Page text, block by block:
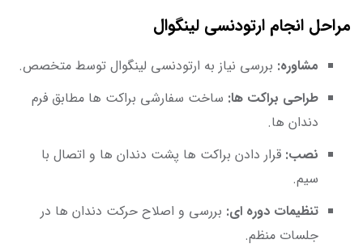
مراحل انجام ارتودنسی لینگوال
مشاوره: بررسی نیاز به ارتودنسی لینگوال توسط متخصص.
طراحی براکت ها: ساخت سفارشی براکت ها مطابق فرم
دندان ها.
نصب: قرار دادن براکت ها پشت دندان ها و اتصال با
سیم.
تنظیمات دوره ای: بررسی و اصلاح حرکت دندان ها در
جلسات منظم.